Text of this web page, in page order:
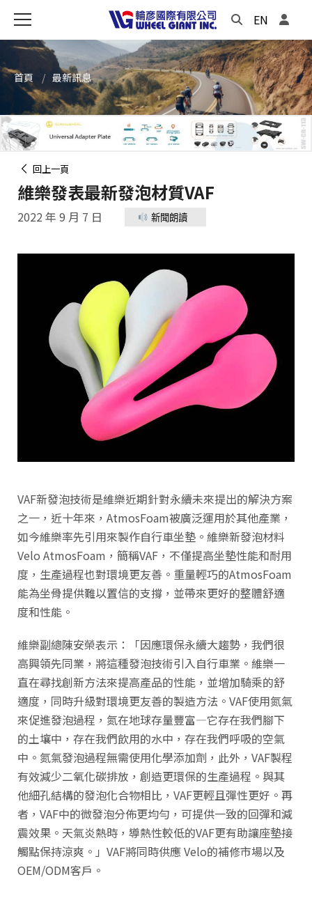
EN
首頁 最新訊息
回上一頁
維樂發表最新發泡材質VAF
2022 年 9 月 7 日 新聞朗讀
VAF新發泡技術是維樂近期針對永續未來提出的解決方案
之一，近十年來，AtmosFoam被廣泛運用於其他產業，
如今維樂率先引用來製作自行車坐墊。維樂新發泡材料
Velo AtmosFoam，簡稱VAF，不僅提高坐墊性能和耐用
度，生產過程也對環境更友善。重量輕巧的AtmosFoam
能為坐骨提供難以置信的支撐，並帶來更好的整體舒適
度和性能。
維樂副總陳安榮表示：「因應環保永續大趨勢，我們很
高興領先同業，將這種發泡技術引入自行車業。維樂一
直在尋找創新方法來提高產品的性能，並增加騎乘的舒
適度，同時升級對環境更友善的製造方法。VAF使用氮氣
來促進發泡過程，氮在地球存量豐富—它存在我們腳下
的土壤中，存在我們飲用的水中，存在我們呼吸的空氣
中。氮氣發泡過程無需使用化學添加劑，此外，VAF製程
有效減少二氧化碳排放，創造更環保的生產過程。與其
他細孔結構的發泡化合物相比，VAF更輕且彈性更好。再
者，VAF中的微發泡分佈更均勻，可提供一致的回彈和減
震效果。天氣炎熱時，導熱性較低的VAF更有助讓座墊接
觸點保持涼爽。」VAF將同時供應 Velo的補修市場以及
OEM/ODM客戶。